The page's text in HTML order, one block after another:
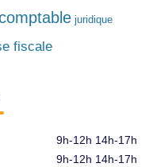
juridique
fiscale
9h-12h 14h-17h
9h-12h 14h-17h